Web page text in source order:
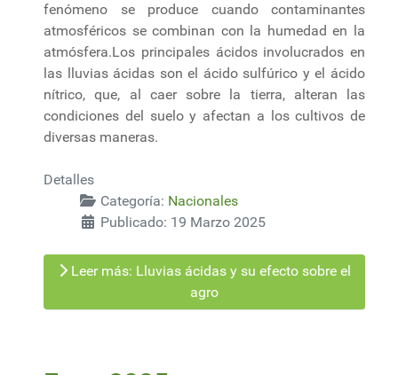
fenómeno se produce cuando contaminantes
atmosféricos se combinan con la humedad en la
atmósfera.Los principales ácidos involucrados en
las lluvias ácidas son el ácido sulfúrico y el ácido
nítrico, que, al caer sobre la tierra, alteran las
condiciones del suelo y afectan a los cultivos de
diversas maneras.
Detalles
Categoría: Nacionales
Publicado: 19 Marzo 2025
Leer más: Lluvias ácidas y su efecto sobre el
agro